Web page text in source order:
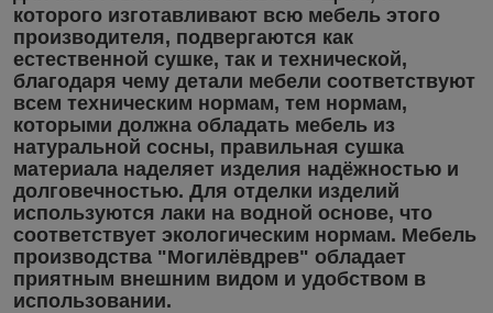
которого изготавливают всю мебель этого
производителя, подвергаются как
естественной сушке, так и технической,
благодаря чему детали мебели соответствуют
всем техническим нормам, тем нормам,
которыми должна обладать мебель из
натуральной сосны, правильная сушка
материала наделяет изделия надёжностью и
долговечностью. Для отделки изделий
используются лаки на водной основе, что
соответствует экологическим нормам. Мебель
производства "Могилёвдрев" обладает
приятным внешним видом и удобством в
использовании.